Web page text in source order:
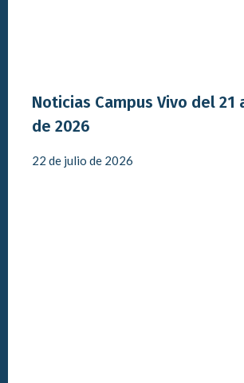
Noticias Campus Vivo del 21
de 2026
22 de julio de 2026